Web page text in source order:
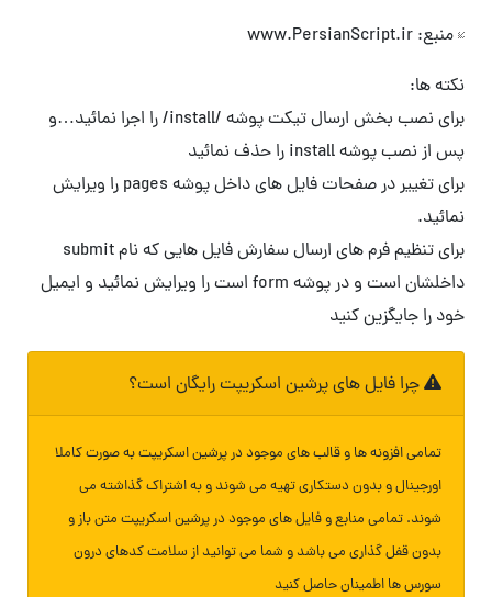
منبع: www.PersianScript.ir
نکته ها:
برای نصب بخش ارسال تیکت پوشه /install/ را اجرا نمائید…و
پس از نصب پوشه install را حذف نمائید
برای تغییر در صفحات فایل های داخل پوشه pages را ویرایش
نمائید.
برای تنظیم فرم های ارسال سفارش فایل هایی که نام submit
داخلشان است و در پوشه form است را ویرایش نمائید و ایمیل
خود را جایگزین کنید
چرا فایل های پرشین اسکریپت رایگان است؟
تمامی افزونه ها و قالب های موجود در پرشین اسکریپت به صورت کاملا
اورجینال و بدون دستکاری تهیه می شوند و به اشتراک گذاشته می
شوند. تمامی منابع و فایل های موجود در پرشین اسکریپت متن باز و
بدون قفل گذاری می باشد و شما می توانید از سلامت کدهای درون
سورس ها اطمینان حاصل کنید